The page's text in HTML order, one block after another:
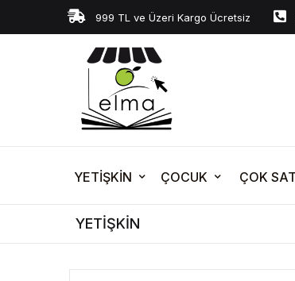
999 TL ve Üzeri Kargo Ücretsiz
YETİŞKİN ÇOCUK ÇOK
YETİŞKİN